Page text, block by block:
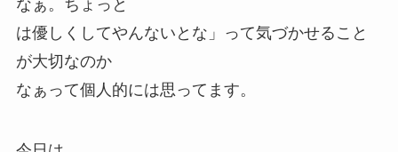
なぁ。ちょっと
は優しくしてやんないとな」って気づかせること
が大切なのか
なぁって個人的には思ってます。